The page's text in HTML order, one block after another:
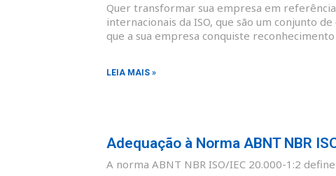
Quer transformar sua empresa em referência
internacionais da ISO, que são um conjunto
que a sua empresa conquiste reconhecimento
LEIA MAIS »
Adequação à Norma ABNT NBR
A norma ABNT NBR ISO/IEC 20.000-1:2